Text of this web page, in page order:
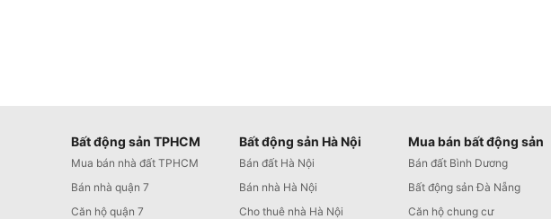
Bất động sản TPHCM
Mua bán nhà đất TPHCM
Bán nhà quận 7
Căn hộ quận 7
Bất động sản Hà Nội
Bán đất Hà Nội
Bán nhà Hà Nội
Cho thuê nhà Hà Nội
Mua bán bất động sản
Bán đất Bình Dương
Bất động sản Đà Nẵng
Căn hộ chung cư